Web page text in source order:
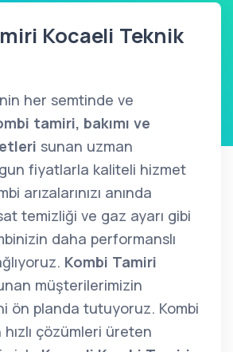
Kocaeli Teknik
her semtinde ve
tamiri, bakımı ve
sunan uzman
fiyatlarla kaliteli hizmet
arızalarınızı anında
temizliği ve gaz ayarı gibi
daha performanslı
Kombi Tamiri
müşterilerimizin
ön planda tutuyoruz. Kombi
hızlı çözümleri üreten